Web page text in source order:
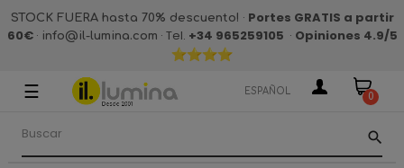
STOCK FUERA hasta 70% descuento! · Portes GRATIS a partir
60€· info@il-lumina.com · Tel. +34 965259105 · Opiniones 4.9/5
Navegación
palanca
☰ ESPAÑOL 0
search